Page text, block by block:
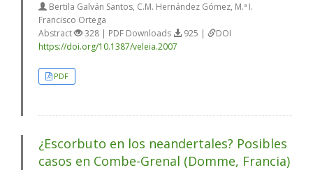
Bertila Galván Santos, C.M. Hernández Gómez, M.ª I.
Francisco Ortega
Abstract
328 | PDF Downloads 925 |
DOI
https://doi.org/10.1387/veleia.2007
PDF
¿Escorbuto en los neandertales? Posibles
casos en Combe-Grenal (Domme, Francia)